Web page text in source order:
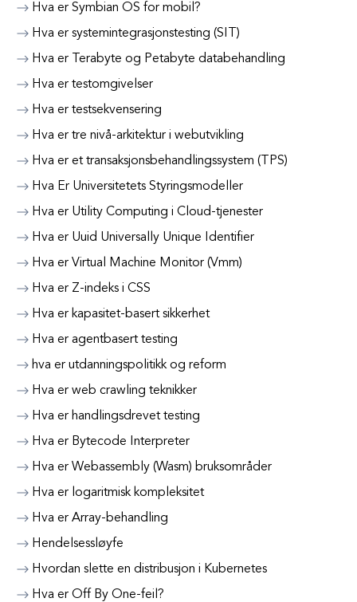
Hva er Symbian OS for mobil?
Hva er systemintegrasjonstesting (SIT)
Hva er Terabyte og Petabyte databehandling
Hva er testomgivelser
Hva er testsekvensering
Hva er tre nivå-arkitektur i webutvikling
Hva er et transaksjonsbehandlingssystem (TPS)
Hva Er Universitetets Styringsmodeller
Hva er Utility Computing i Cloud-tjenester
Hva er Uuid Universally Unique Identifier
Hva er Virtual Machine Monitor (Vmm)
Hva er Z-indeks i CSS
Hva er kapasitet-basert sikkerhet
Hva er agentbasert testing
hva er utdanningspolitikk og reform
Hva er web crawling teknikker
Hva er handlingsdrevet testing
Hva er Bytecode Interpreter
Hva er Webassembly (Wasm) bruksområder
Hva er logaritmisk kompleksitet
Hva er Array-behandling
Hendelsessløyfe
Hvordan slette en distribusjon i Kubernetes
Hva er Off By One-feil?